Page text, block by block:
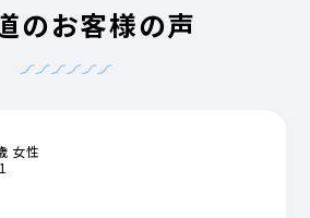
のお客様の声
女性